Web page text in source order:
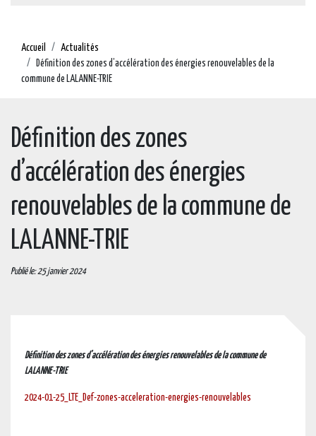
Accueil
Actualités
Définition des zones d’accélération des énergies renouvelables de la
commune de LALANNE-TRIE
Définition des zones
d’accélération des énergies
renouvelables de la commune de
LALANNE-TRIE
Publié le: 25 janvier 2024
Définition des zones d’accélération des énergies renouvelablesde la commune de
LALANNE-TRIE
2024-01-25_LTE_Def-zones-acceleration-energies-renouvelables